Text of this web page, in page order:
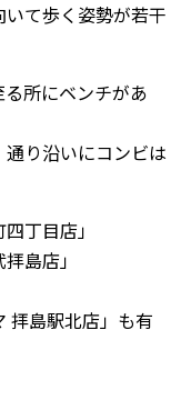
て歩く姿勢が若干
所にベンチがあ
り沿いにコンビは
丁目店」
島店」
拝島駅北店」も有